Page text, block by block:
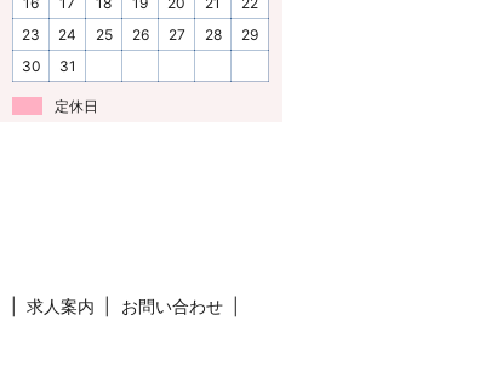
23
24 25 26 27 28
29
30
31
定休日
求人案内
お問い合わせ